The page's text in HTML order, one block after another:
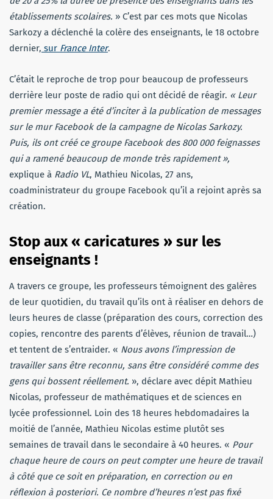
établissements scolaires. » C’est par ces mots que Nicolas
Sarkozy a déclenché la colère des enseignants, le 18 octobre
dernier, sur France Inter.
C’était le reproche de trop pour beaucoup de professeurs
derrière leur poste de radio qui ont décidé de réagir. « Leur
premier message a été d’inciter à la publication de messages
sur le mur Facebook de la campagne de Nicolas Sarkozy.
Puis, ils ont créé ce groupe Facebook des 800 000 feignasses
qui a ramené beaucoup de monde très rapidement »,
explique à Radio VL, Mathieu Nicolas, 27 ans,
coadministrateur du groupe Facebook qu’il a rejoint après sa
création.
Stop aux « caricatures » sur les
enseignants !
A travers ce groupe, les professeurs témoignent des galères
de leur quotidien, du travail qu’ils ont à réaliser en dehors de
leurs heures de classe (préparation des cours, correction des
copies, rencontre des parents d’élèves, réunion de travail…)
et tentent de s’entraider. « Nous avons l’impression de
travailler sans être reconnu, sans être considéré comme des
gens qui bossent réellement. », déclare avec dépit Mathieu
Nicolas, professeur de mathématiques et de sciences en
lycée professionnel. Loin des 18 heures hebdomadaires la
moitié de l’année, Mathieu Nicolas estime plutôt ses
semaines de travail dans le secondaire à 40 heures. « Pour
chaque heure de cours on peut compter une heure de travail
à côté que ce soit en préparation, en correction ou en
réflexion à posteriori. Ce nombre d’heures n’est pas fixé